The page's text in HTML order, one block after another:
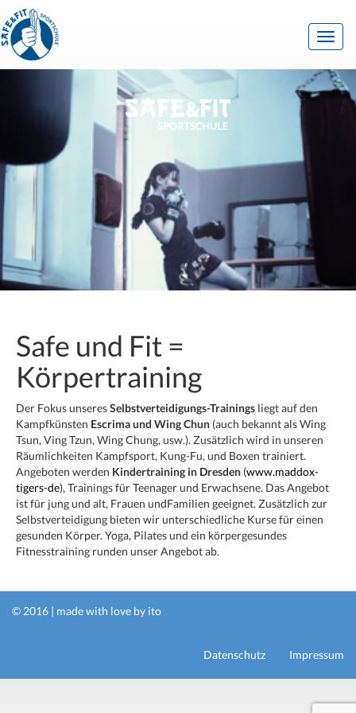
Safe und Fit =
Körpertraining
Der Fokus unseresSelbstverteidigungs-Trainings liegt auf den
Kampfkünsten Escrima und Wing Chun (auch bekannt als Wing
Tsun, Ving Tzun, Wing Chung, usw.). Zusätzlich wird in unseren
Räumlichkeiten Kampfsport, Kung-Fu, und Boxen trainiert.
Angeboten werden Kindertraining in Dresden (www.maddox-
tigers-de), Trainings für Teenager und Erwachsene. Das Angebot
ist für jung und alt, Frauen undFamilien geeignet. Zusätzlich zur
Selbstverteidigung bieten wir unterschiedliche Kurse für einen
gesunden Körper. Yoga, Pilates und ein körpergesundes
Fitnesstraining runden unser Angebot ab.
© 2016 | made with love by ito
Datenschutz Impressum